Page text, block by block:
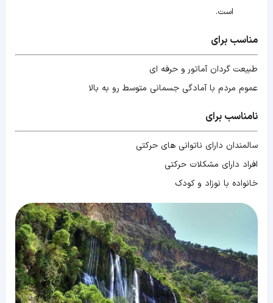
است.
مناسب برای
طبیعت گردان آماتور و حرفه ای
عموم مردم با آمادگی جسمانی متوسط رو به بالا
نامناسب برای
سالمندان دارای ناتوانی های حرکتی
افراد دارای مشکلات حرکتی
خانواده با نوزاد و کودک